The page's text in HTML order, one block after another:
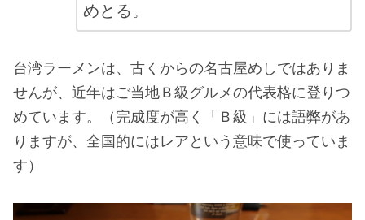
めとる。
台湾ラーメンは、古くからの名古屋めしではありま
せんが、近年はご当地Ｂ級グルメの代表格に登りつ
めています。（完成度が高く「Ｂ級」には語弊があ
りますが、全国的にはレアという意味で使っていま
す）